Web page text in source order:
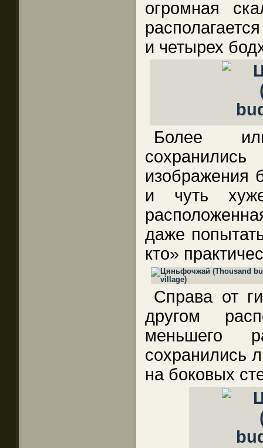
огромная
и четырех
Более
изображения
и чуть
даже
кто»
Справа от
другом
меньшего
сохранились
на боковых